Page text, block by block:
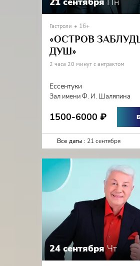
Гастроли 16+
«ОСТРОВ
ДУШ»
2 часа 20 минут с антрактом
Ессентуки
Зал имени Ф. И. Шаляпина
1500-6000 ₽
Все даты : 21 сентября
24 сентября Чт